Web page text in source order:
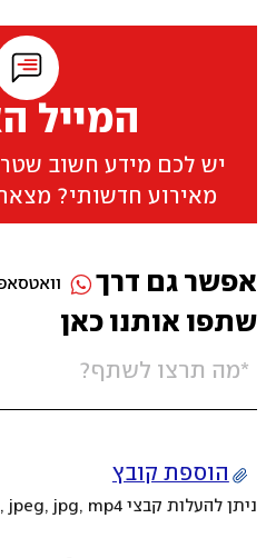
המייל
יש לכם מידע חשוב
מאירוע חדשותי?
שתפו אותנו כאן
הוספת קובץ
ניתן להעלות קבצי mov, png, jpeg, jpg, mp4 עד 200MB
אפשר גם דרך